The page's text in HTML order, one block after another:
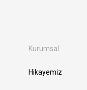
Kurumsal
Hikayemiz